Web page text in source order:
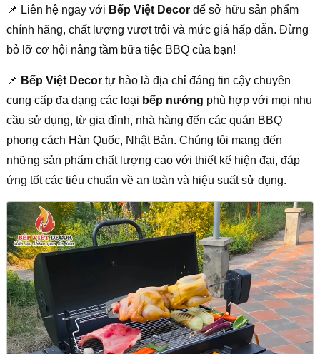
📌 Liên hệ ngay với Bếp Việt Decorđể sở hữu sản phẩm
chính hãng, chất lượng vượt trội và mức giá hấp dẫn. Đừng
bỏ lỡ cơ hội nâng tầm bữa tiệc BBQ của bạn!
📌 Bếp Việt Decortự hào là địa chỉ đáng tin cậy chuyên
cung cấp đa dạng các loại bếp nướng phù hợp với mọi nhu
cầu sử dụng, từ gia đình, nhà hàng đến các quán BBQ
phong cách Hàn Quốc, Nhật Bản. Chúng tôi mang đến
những sản phẩm chất lượng cao với thiết kế hiện đại, đáp
ứng tốt các tiêu chuẩn về an toàn và hiệu suất sử dụng.